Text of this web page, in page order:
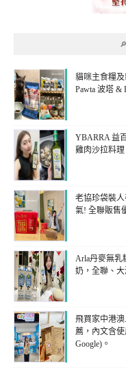
貓咪主食糧
Pawta 波塔 &
YBARRA 益
雞肉沙拉料理
老協珍袋裝
氣! 全聯販售
Arla丹麥無乳
奶，全聯、
飛買家中港
薦，內文含
Google)。